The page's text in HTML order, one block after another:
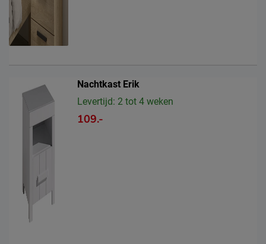
Nachtkast Erik
Levertijd: 2 tot 4 weken
109.-